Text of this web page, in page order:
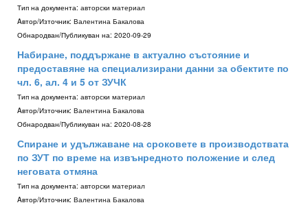
Тип на документа: авторски материал
Aвтор/Източник: Валентина Бакалова
Обнародван/Публикуван на: 2020-09-29
Набиране, поддържане в актуално състояние и
предоставяне на специализирани данни за обектите по
чл. 6, ал. 4 и 5 от ЗУЧК
Тип на документа: авторски материал
Aвтор/Източник: Валентина Бакалова
Обнародван/Публикуван на: 2020-08-28
Спиране и удължаване на сроковете в производствата
по ЗУТ по време на извънредното положение и след
неговата отмяна
Тип на документа: авторски материал
Aвтор/Източник: Валентина Бакалова